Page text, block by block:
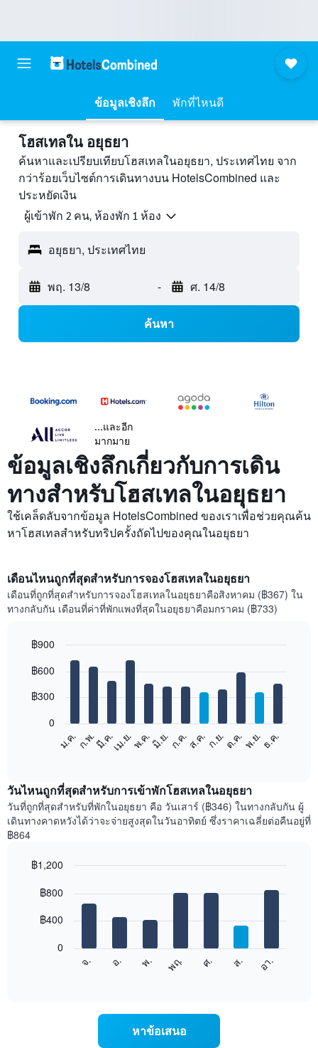
ข้อมูลเชิงลึก พักที่ไหนดี
โฮสเทลใน อยุธยา
ค้นหาและเปรียบเทียบโฮสเทลในอยุธยา, ประเทศไทย จาก
กว่าร้อยเว็บไซต์การเดินทางบน HotelsCombined และ
ประหยัดเงิน
ผู้เข้าพัก 2 คน, ห้องพัก 1 ห้อง
อยุธยา, ประเทศไทย
พฤ. 13/8 - ศ. 14/8
ค้นหา
...และอีก
มากมาย
ข้อมูลเชิงลึกเกี่ยวกับการเดิน
ทางสำหรับโฮสเทลในอยุธยา
ใช้เคล็ดลับจากข้อมูล HotelsCombined ของเราเพื่อช่วยคุณค้น
หาโฮสเทลสำหรับทริปครั้งถัดไปของคุณในอยุธยา
เดือนไหนถูกที่สุดสำหรับการจองโฮสเทลในอยุธยา
เดือนที่ถูกที่สุดสำหรับการจองโฮสเทลในอยุธยาคือสิงหาคม (฿367) ใน
ทางกลับกัน เดือนที่ค่าที่พักแพงที่สุดในอยุธยาคือมกราคม (฿733)
chart
12
แสดง
ราคา
เฉลี่ย
ของ
ห้อง
ใน
เดือน
graphic.
ม.ค.ก.พ.มี.ค.เม.ย.พ.ค.มิ.ย.ก.ค.ส.ค.ก.ย.ต.ค.พ.ย.ธ.ค.
0
฿300
฿600
฿900
วันไหนถูกที่สุดสำหรับการเข้าพักโฮสเทลในอยุธยา
วันที่ถูกที่สุดสำหรับที่พักในอยุธยา คือ วันเสาร์ (฿346) ในทางกลับกัน ผู้
เดินทางคาดหวังได้ว่าจะจ่ายสูงสุดในวันอาทิตย์ ซึ่งราคาเฉลี่ยต่อคืนอยู่ที่
฿864
chart
bars.
แผนภูมิ
graphic.
จ. อ. พ. พฤ. ศ. ส. อา.
0
฿400
฿800
฿1,200
หาข้อเสนอ